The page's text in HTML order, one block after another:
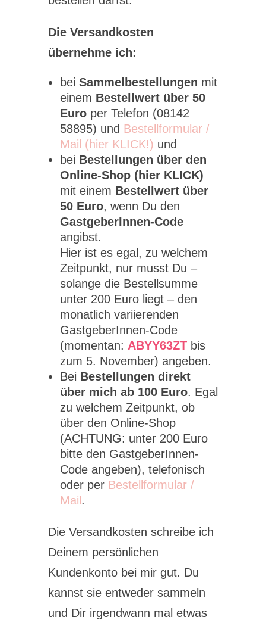
Die Versandkosten
übernehme ich:
bei Sammelbestellungen mit
einem Bestellwert über 50
Euro per Telefon (08142
58895) und Bestellformular /
Mail (hier KLICK!) und
bei Bestellungen über den
Online-Shop (hier KLICK)
mit einem Bestellwert über
50 Euro, wenn Du den
GastgeberInnen-Code
angibst.
Hier ist es egal, zu welchem
Zeitpunkt, nur musst Du –
solange die Bestellsumme
unter 200 Euro liegt – den
monatlich variierenden
GastgeberInnen-Code
(momentan: ABYY63ZTbis
zum 5. November) angeben.
Bei Bestellungen direkt
über mich ab 100 Euro. Egal
zu welchem Zeitpunkt, ob
über den Online-Shop
(ACHTUNG: unter 200 Euro
bitte den GastgeberInnen-
Code angeben), telefonisch
oder per Bestellformular /
Mail .
Die Versandkosten schreibe ich
Deinem persönlichen
Kundenkonto bei mir gut. Du
kannst sie entweder sammeln
und Dir irgendwann mal etwas